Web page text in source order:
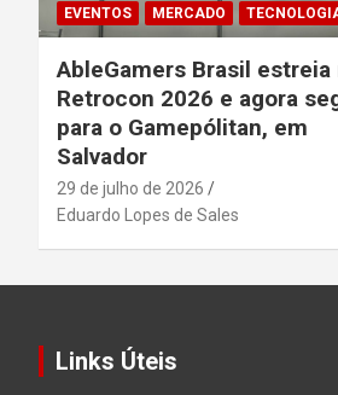
EVENTOS MERCADO
AbleGamers Brasil estreia
Retrocon 2026 e agora
para o Gamepólitan, em
Salvador
29 de julho de 2026
Eduardo Lopes de Sales
Links Úteis